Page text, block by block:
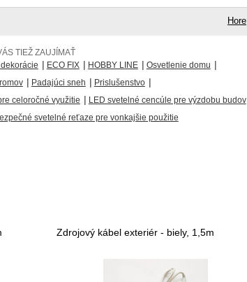
Hore
TIEŽ ZAUJÍMAŤ
| ECO FIX | HOBBY LINE | Osvetlenie domu |
| Padajúci sneh | Prislušenstvo |
celoročné využitie | LED svetelné cencúle pre výzdobu budov
svetelné reťaze pre vonkajšie použitie
Zdrojový kábel exteriér - biely, 1,5m